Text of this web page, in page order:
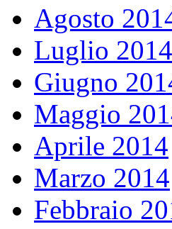
Agosto
Luglio 2014
Giugno
Maggio
Aprile 2014
Marzo 2014
Febbraio